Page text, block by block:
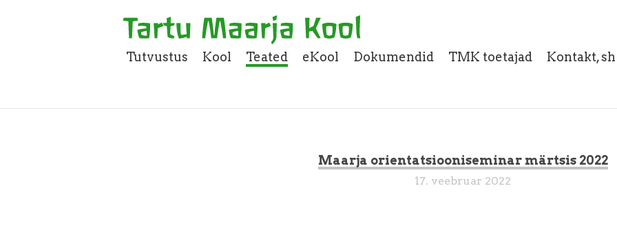
Tutvustus Kool Teated eKool Dokumendid TMK toetajad Kontakt,
Maarja orientatsiooniseminar märtsis 2022
17. veebruar 2022